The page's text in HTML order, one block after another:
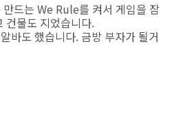
드는 We Rule를 켜서 게임을 잠
건물도 지었습니다.
바도 했습니다. 금방 부자가 될거